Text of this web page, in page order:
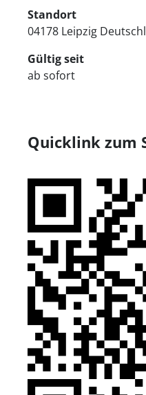
Standort
04178 Leipzig
Gültig seit
ab sofort
Quicklink zum